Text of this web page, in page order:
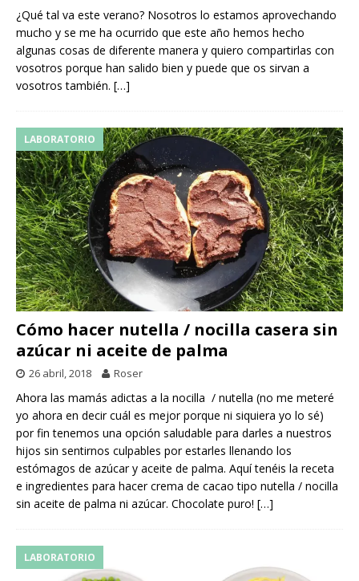
¿Qué tal va este verano? Nosotros lo estamos aprovechando
mucho y se me ha ocurrido que este año hemos hecho
algunas cosas de diferente manera y quiero compartirlas con
vosotros porque han salido bien y puede que os sirvan a
vosotros también. […]
LABORATORIO
Cómo hacer nutella / nocilla casera sin
azúcar ni aceite de palma
26 abril, 2018 Roser
Ahora las mamás adictas a la nocilla / nutella (no me meteré
yo ahora en decir cuál es mejor porque ni siquiera yo lo sé)
por fin tenemos una opción saludable para darles a nuestros
hijos sin sentirnos culpables por estarles llenando los
estómagos de azúcar y aceite de palma. Aquí tenéis la receta
e ingredientes para hacer crema de cacao tipo nutella / nocilla
sin aceite de palma ni azúcar. Chocolate puro! […]
LABORATORIO